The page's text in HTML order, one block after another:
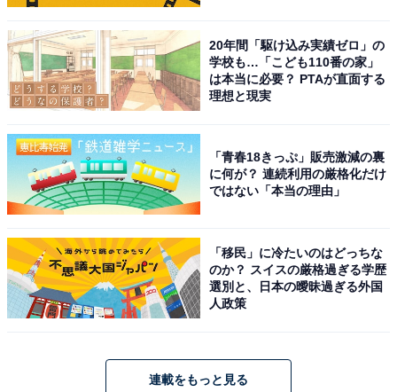
20年間「駆け込み実績ゼロ」の
学校も…「こども110番の家」
は本当に必要？ PTAが直面する
理想と現実
「青春18きっぷ」販売激減の裏
に何が？ 連続利用の厳格化だけ
ではない「本当の理由」
「移民」に冷たいのはどっちな
のか？ スイスの厳格過ぎる学歴
選別と、日本の曖昧過ぎる外国
人政策
連載をもっと見る